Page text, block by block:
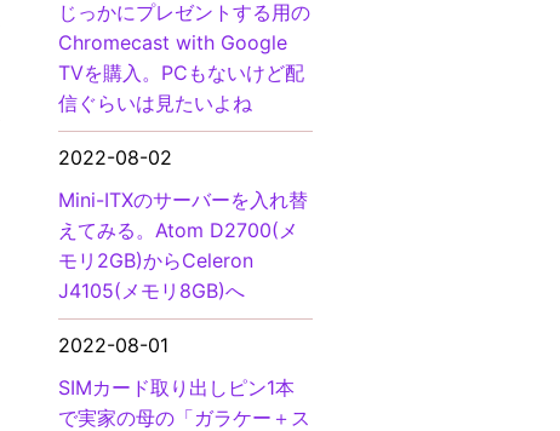
じっかにプレゼントする用の
Chromecast with Google
TVを購入。PCもないけど配
信ぐらいは見たいよね
2022-08-02
Mini-ITXのサーバーを入れ替
えてみる。Atom D2700(メ
モリ2GB)からCeleron
J4105(メモリ8GB)へ
2022-08-01
SIMカード取り出しピン1本
で実家の母の「ガラケー＋ス